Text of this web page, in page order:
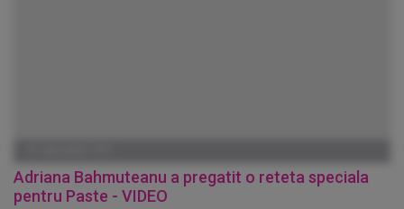
Adriana Bahmuteanu a pregatit o reteta speciala
pentru Paste - VIDEO